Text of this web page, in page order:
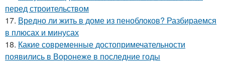
перед строительством
17. Вредно ли жить в доме из пеноблоков? Разбираемся
в плюсах и минусах
18. Какие современные достопримечательности
появились в Воронеже в последние годы